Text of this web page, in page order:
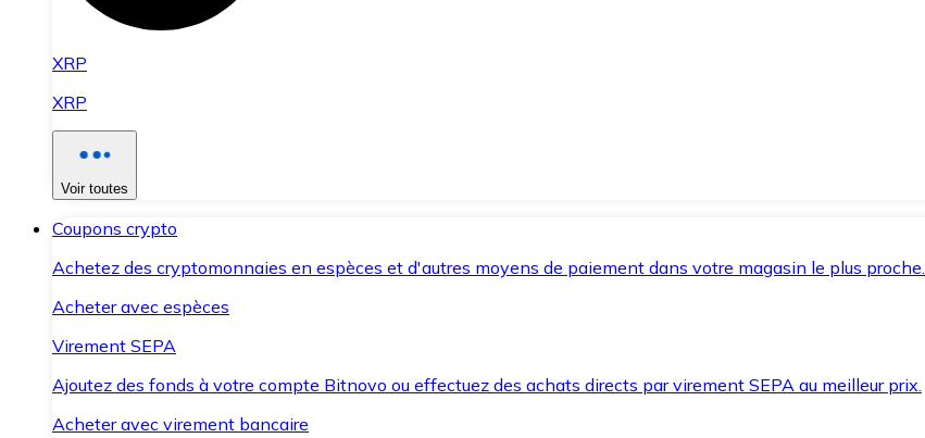
XRP
XRP
Voir toutes
Coupons crypto
Achetez des cryptomonnaies en espèces et d'autres moyens de paiement dans votre magasin le plus proche.
Acheter avec espèces
Virement SEPA
Ajoutez des fonds à votre compte Bitnovo ou effectuez des achats directs par virement SEPA au meilleur prix.
Acheter avec virement bancaire